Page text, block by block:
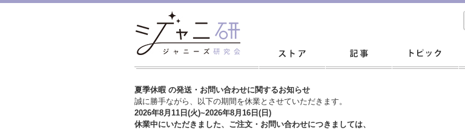
夏季休暇 の発送・お問い合わせに関するお知らせ
誠に勝手ながら、以下の期間を休業とさせていただきます。
2026年8月11日(火)~2026年8月16日(日)
休業中にいただきました、ご注文・お問い合わせにつきましては、